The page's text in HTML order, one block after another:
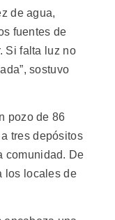
de agua,
fuentes de
Si falta luz no
sostuvo
pozo de 86
tres depósitos
comunidad. De
los locales de